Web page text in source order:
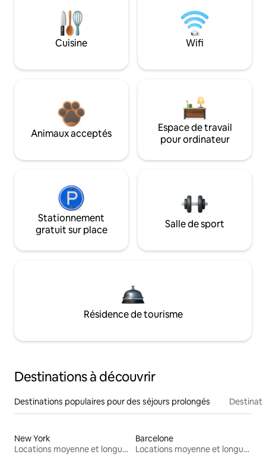
Cuisine Wifi
Animaux acceptés
Espace de travail
pour ordinateur
Stationnement
gratuit sur place
Salle de sport
Résidence de tourisme
Destinations à découvrir
Destinations populaires pour des séjours prolongés
New York
Locations moyenne et longue durée
Barcelone
Locations moyenne et longue durée